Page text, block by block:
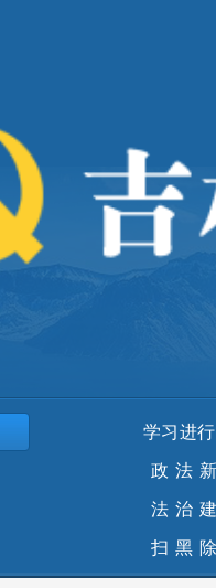
学习进
政法
法治
扫黑